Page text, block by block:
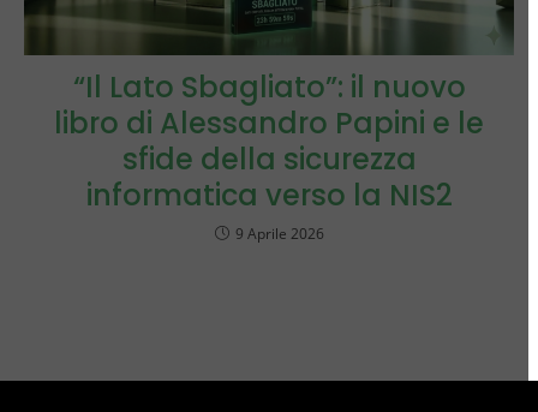
“Il Lato Sbagliato”: il nuovo
libro di Alessandro Papini e le
sfide della sicurezza
informatica verso la NIS2
9 Aprile 2026